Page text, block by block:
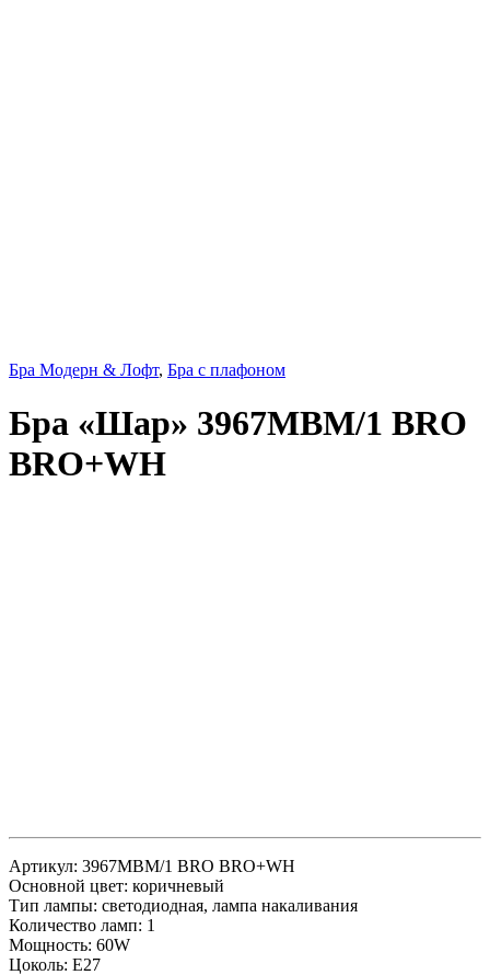
Бра Модерн & Лофт, Бра с плафоном
Бра «Шар» 3967MBM/1 BRO
BRO+WH
Артикул: 3967MBM/1 BRO BRO+WH
Основной цвет: коричневый
Тип лампы: светодиодная, лампа накаливания
Количество ламп: 1
Мощность: 60W
Цоколь: E27